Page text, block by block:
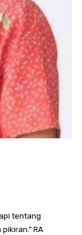
tentang
RA